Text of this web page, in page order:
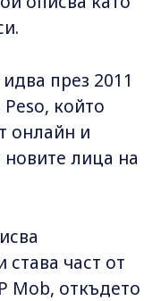
през 2011
който
онлайн и
лица на
част от
Mob, откъдето